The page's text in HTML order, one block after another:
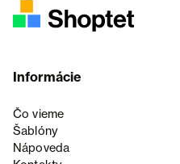
Informácie
Čo vieme
Šablóny
Nápoveda